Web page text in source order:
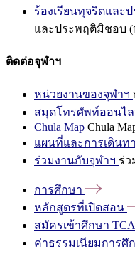
ร้องเรียนทุจริตและ
และประพฤติมิชอบ (
ติดต่อจุฬาฯ
หน่วยงานของจุฬาฯ
สมุดโทรศัพท์ออนไ
Chula Map Chula
แผนที่และการเดินท
ร่วมงานกับจุฬาฯ ร่ว
การศึกษา
หลักสูตรที่เปิดสอน
สมัครเข้าศึกษา
ค่าธรรมเนียมการศึ